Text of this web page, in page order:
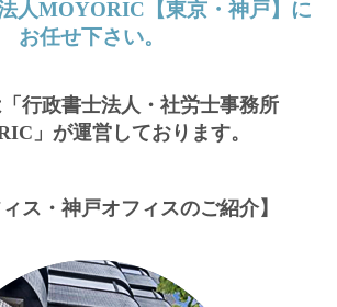
人MOYORIC【東京・神戸】に
お任せ下さい。
行政書士法人・社労士事務所
」が運営しております。
ィス・神戸オフィスのご紹介】